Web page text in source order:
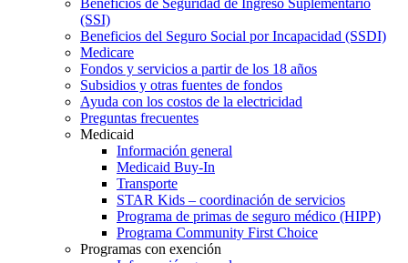
(SSI)
Beneficios del Seguro Social por Incapacidad (SSDI)
Medicare
Fondos y servicios a partir de los 18 años
Subsidios y otras fuentes de fondos
Ayuda con los costos de la electricidad
Preguntas frecuentes
Medicaid
Información general
Medicaid Buy-In
Transporte
STAR Kids – coordinación de servicios
Programa de primas de seguro médico (HIPP)
Programa Community First Choice
Programas con exención